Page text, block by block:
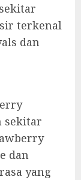
terkenal
dan
sekitar
dan
yang